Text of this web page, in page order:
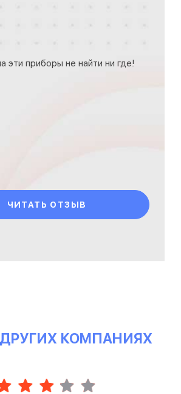
эти приборы не найти ни где!
ЧИТАТЬ ОТЗЫВ
КОМПАНИЯХ